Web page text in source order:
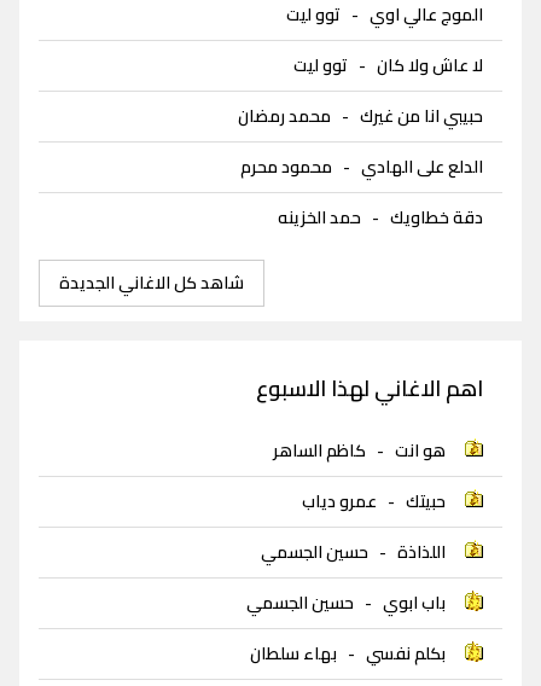
الموج عالي اوي - توو ليت
لا عاش ولا كان - توو ليت
حبيبي انا من غيرك - محمد رمضان
الدلع على الهادي - محمود محرم
دقة خطاويك - حمد الخزينه
شاهد كل الاغاني الجديدة
اهم الاغاني لهذا الاسبوع
هو انت - كاظم الساهر
حبيتك - عمرو دياب
اللذاذة - حسين الجسمي
باب ابوي - حسين الجسمي
بكلم نفسي - بهاء سلطان